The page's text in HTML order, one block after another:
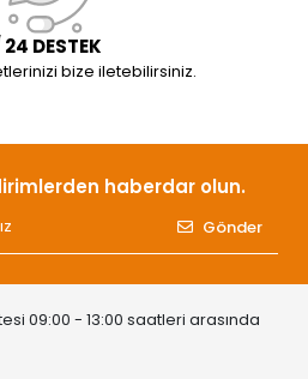
DESTEK
bize iletebilirsiniz.
haberdar olun.
Gönder
09:00 - 13:00 saatleri arasında